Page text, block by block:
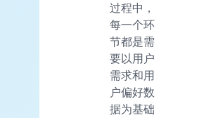
过程中，
每一个环
节都是需
要以用户
需求和用
户偏好数
据为基础